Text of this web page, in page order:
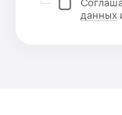
данных